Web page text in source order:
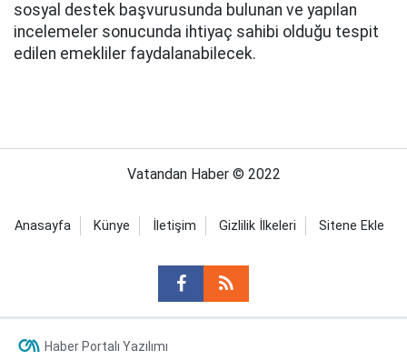
sosyal destek başvurusunda bulunan ve yapılan
incelemeler sonucunda ihtiyaç sahibi olduğu tespit
edilen emekliler faydalanabilecek.
Vatandan Haber © 2022
Anasayfa Künye İletişim Gizlilik İlkeleri Sitene Ekle
Haber Portalı Yazılımı